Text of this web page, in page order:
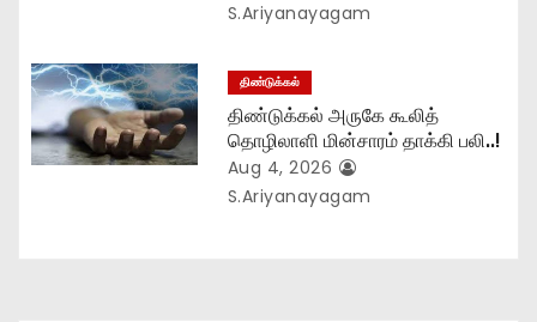
S.Ariyanayagam
திண்டுக்கல்
திண்டுக்கல் அருகே கூலித்
தொழிலாளி மின்சாரம் தாக்கி பலி..!
Aug 4, 2026
S.Ariyanayagam